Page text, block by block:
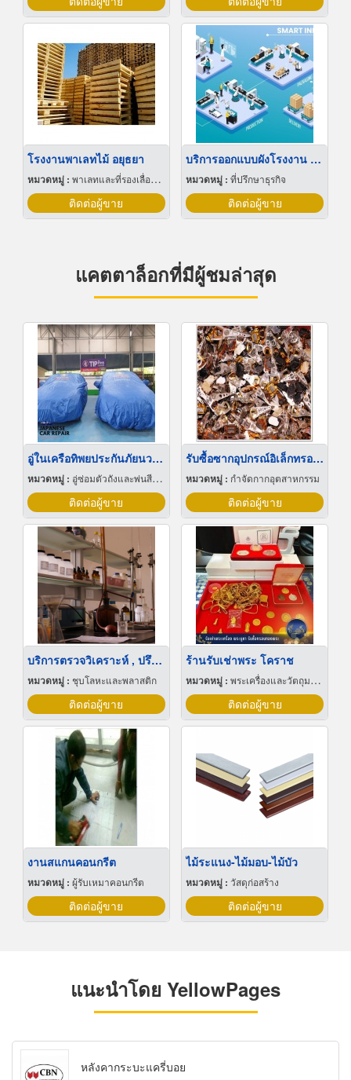
โรงงานพาเลทไม้ อยุธยา
หมวดหมู่ : พาเลทและที่รองเลื่อนกะบะ
ติดต่อผู้ขาย
บริการออกแบบผังโรงงาน Lay out
หมวดหมู่ : ที่ปรึกษาธุรกิจ
ติดต่อผู้ขาย
แคตตาล็อกที่มีผู้ชมล่าสุด
อู่ในเครือทิพยประกันภัยนวมินทร์
หมวดหมู่ : อู่ซ่อมตัวถังและพ่นสีรถยนต์
ติดต่อผู้ขาย
รับซื้อซากอุปกรณ์อิเล็กทรอนิกส์
หมวดหมู่ : กำจัดกากอุตสาหกรรม
ติดต่อผู้ขาย
บริการตรวจวิเคราะห์ , ปรึกษาน้ำยาชุบ
หมวดหมู่ : ชุบโลหะและพลาสติก
ติดต่อผู้ขาย
ร้านรับเช่าพระ โคราช
หมวดหมู่ : พระเครื่องและวัตถุมงคล
ติดต่อผู้ขาย
งานสแกนคอนกรีต
หมวดหมู่ : ผู้รับเหมาคอนกรีต
ติดต่อผู้ขาย
ไม้ระแนง-ไม้มอบ-ไม้บัว
หมวดหมู่ : วัสดุก่อสร้าง
ติดต่อผู้ขาย
แนะนำโดย YellowPages
หลังคากระบะแครี่บอย